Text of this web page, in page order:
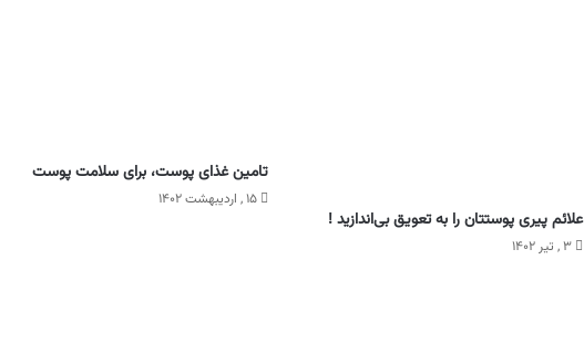
علائم پیری‌ پوستتان را به تعویق بی‌اندازید !
۳ , تیر ۱۴۰۲
تامین غذای پوست، برای سلامت پوست
۱۵ , اردیبهشت ۱۴۰۲